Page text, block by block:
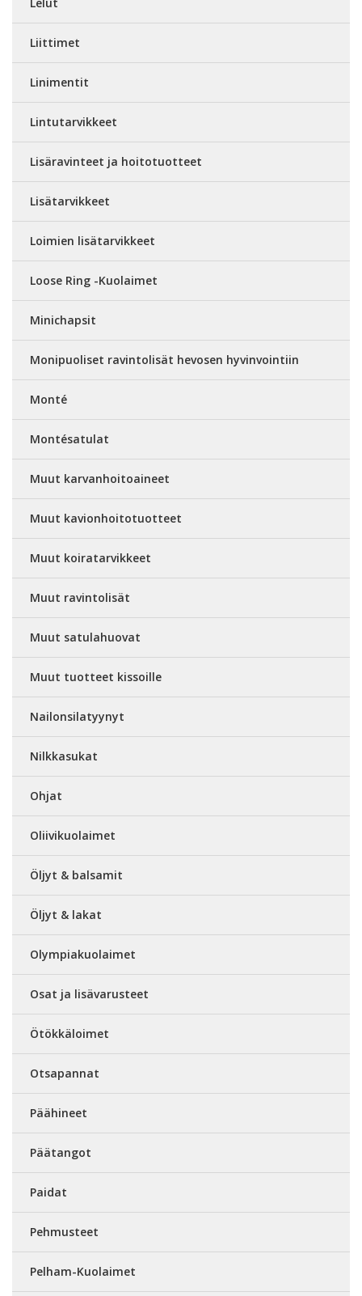
Liittimet
Linimentit
Lintutarvikkeet
Lisäravinteet ja hoitotuotteet
Lisätarvikkeet
Loimien lisätarvikkeet
Loose Ring -Kuolaimet
Minichapsit
Monipuoliset ravintolisät hevosen hyvinvointiin
Monté
Montésatulat
Muut karvanhoitoaineet
Muut kavionhoitotuotteet
Muut koiratarvikkeet
Muut ravintolisät
Muut satulahuovat
Muut tuotteet kissoille
Nailonsilatyynyt
Nilkkasukat
Ohjat
Oliivikuolaimet
Öljyt & balsamit
Öljyt & lakat
Olympiakuolaimet
Osat ja lisävarusteet
Ötökkäloimet
Otsapannat
Päähineet
Päätangot
Paidat
Pehmusteet
Pelham-Kuolaimet